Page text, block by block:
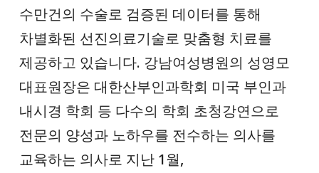
수만건의 수술로 검증된 데이터를 통해
차별화된 선진의료기술로 맞춤형 치료를
제공하고 있습니다. 강남여성병원의 성영모
대표원장은 대한산부인과학회 미국 부인과
내시경 학회 등 다수의 학회 초청강연으로
전문의 양성과 노하우를 전수하는 의사를
교육하는 의사로 지난 1월,